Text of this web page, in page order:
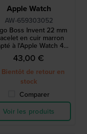
Apple Watch
AW-659303052
Boss Invent 22 mm
en cuir marron
à l'Apple Watch 42
mm
43,00 €
de retour en
stock
Comparer
Voir les produits